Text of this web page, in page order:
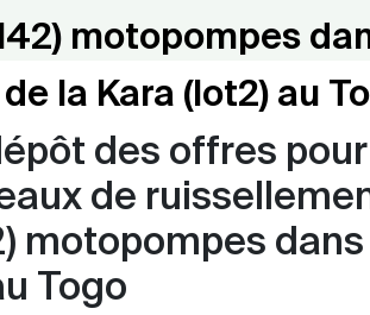
motopompes
la Kara (lot2) au
des offres
de
motopompes
Togo